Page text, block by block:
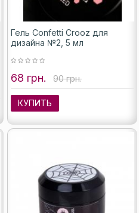
Гель Confetti Crooz для
дизайна №2, 5 мл
68 грн. 90 грн.
КУПИТЬ